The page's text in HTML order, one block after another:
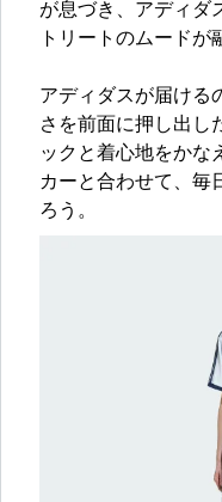
が息づき、アディダ
トリートのムードが
アディダスが届ける
さを前面に押し出し
ックと着心地をかな
カーと合わせて、毎
ろう。